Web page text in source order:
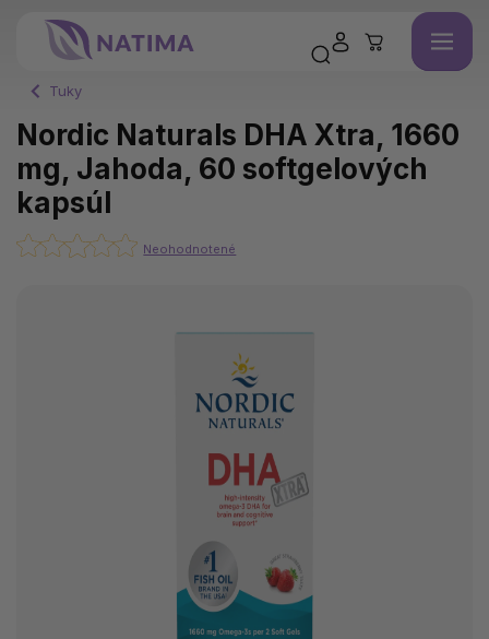
Tuky
Nordic Naturals DHA Xtra, 1660
mg, Jahoda, 60 softgelových
kapsúl
Neohodnotené